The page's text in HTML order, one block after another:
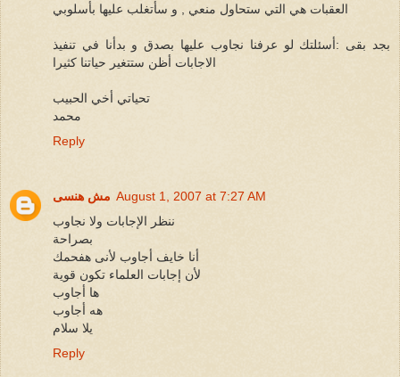
العقبات هي التي ستحاول منعي , و سأتغلب عليها بأسلوبي
بجد بقى :أسئلتك لو عرفنا نجاوب عليها بصدق و بدأنا في تنفيذ
الاجابات أظن ستتغير حياتنا كثيرا
تحياتي أخي الحبيب
محمد
Reply
مش هنسى August 1, 2007 at 7:27 AM
ننظر الإجابات ولا نجاوب
بصراحة
أنا خايف أجاوب لأنى هفحمك
لأن إجابات العلماء تكون قوية
ها أجاوب
هه أجاوب
يلا سلام
Reply